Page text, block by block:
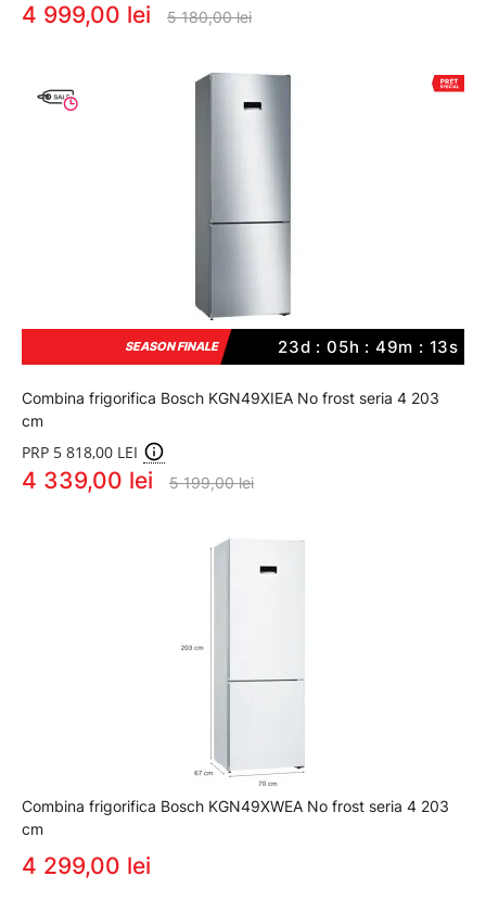
4 999,00 lei 5 180,00 lei
SEASON FINALE 23d : 05h : 49m : 12s
Combina frigorifica Bosch KGN49XIEA No frost seria 4 203
cm
PRP 5 818,00 LEI
4 339,00 lei 5 199,00 lei
Combina frigorifica Bosch KGN49XWEA No frost seria 4 203
cm
4 299,00 lei